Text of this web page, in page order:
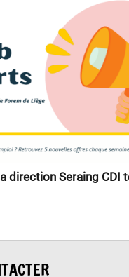
direction Seraing CDI